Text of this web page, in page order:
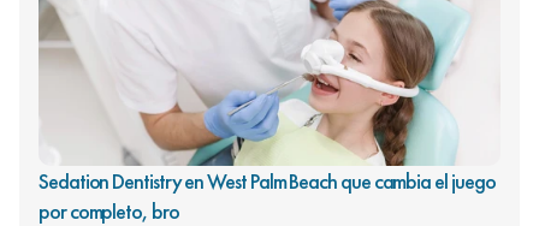
Sedation Dentistry en West Palm Beach que cambia el juego
por completo, bro